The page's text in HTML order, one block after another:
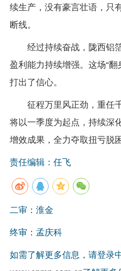
续生产，没有豪言壮语，只
断线。
经过持续奋战，陇西铝
盈利能力持续增强。这场“
打出了信心。
征程万里风正劲，重任
将以一季度为起点，持续深
增效成果，全力夺取扭亏脱
责任编辑：任飞
二审：淮金
终审：孟庆科
如需了解更多信息，请登录